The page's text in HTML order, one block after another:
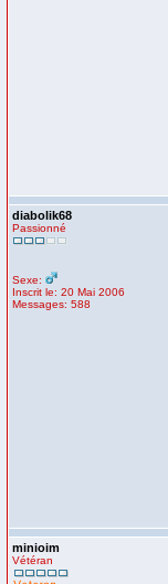
diabolik68
Passionné
Sexe:
Inscrit le: 20 Mai 2006
Messages: 588
minioim
Vétéran